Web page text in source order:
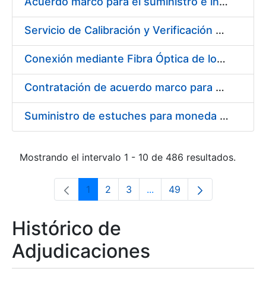
Servicio de Calibración y Verificación Externa de los Equipos de Medición del Servicio de Prevención de la FNMT-RCM
Conexión mediante Fibra Óptica de los Centros de Proceso de Datos (CPDs) de las sedes de la FNMT-RCM de Burgos y Madrid
Contratación de acuerdo marco para el Suministro de Material de Electricidad para la Fábrica Nacional de Moneda y Timbre-Real Casa de la Moneda en su centro de trabajo de Burgos
Suministro de estuches para moneda de 30 €
Mostrando el intervalo 1 - 10 de 486 resultados.
Página
1 Página
2 Página
3 ...Páginas intermedias Use
Página
49
Histórico de
Adjudicaciones